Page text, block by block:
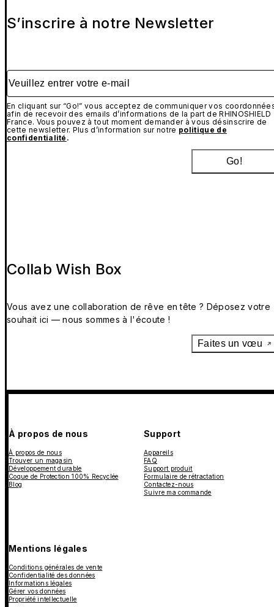
S’inscrire à notre Newsletter
Veuillez entrer votre e-mail
En cliquant sur “Go!” vous acceptez de communiquer vos
afin de recevoir des emails d’informations de la part de RHINOSHIELD
France. Vous pouvez à tout moment demander à vous désinscrire de
cette newsletter. Plus d’information sur notre politique de
confidentialité .
Go!
Collab Wish Box
Vous avez une collaboration de rêve en tête ? Déposez votre
souhait ici — nous sommes à l'écoute !
Faites un vœu
À propos de nous
À propos de nous
Trouver un magasin
Développement durable
Coque de Protection 100% Recyclée
Blog
Support
Appareils
FAQ
Support produit
Formulaire de rétractation
Contactez-nous
Suivre ma commande
Mentions légales
Conditions générales de vente
Confidentialité des données
Informations légales
Gérer vos données
Propriété intellectuelle